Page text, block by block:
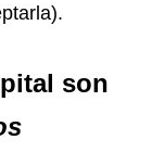
son